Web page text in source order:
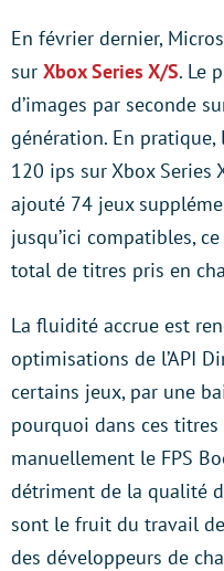
En février dernier,
sur Xbox Series X/S. Le
d’images par seconde
génération. En pratique,
120 ips sur Xbox Series
ajouté 74 jeux
jusqu’ici compatibles,
total de titres pris en
La fluidité accrue est
optimisations de l’API
certains jeux, par une
pourquoi dans ces
manuellement le FPS
détriment de la qualité
sont le fruit du travail
des développeurs de